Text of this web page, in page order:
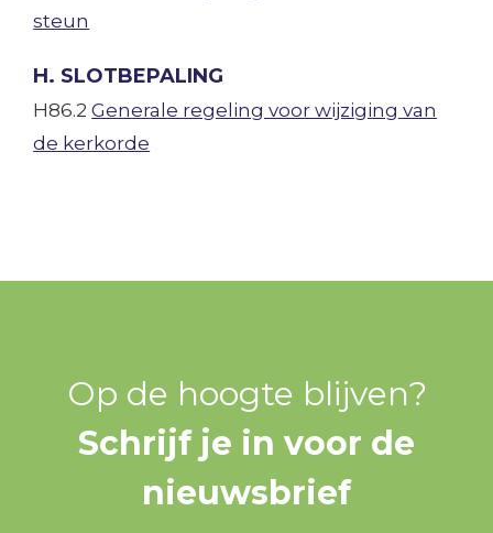
steun
H. SLOTBEPALING
H86.2Generale regeling voor wijziging van
de kerkorde
Op de hoogte blijven?
Schrijf je in voor de
nieuwsbrief